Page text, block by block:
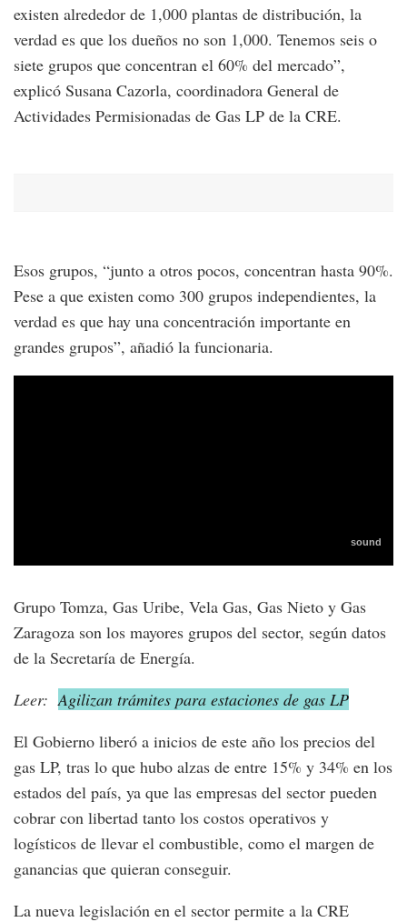
existen alrededor de 1,000 plantas de distribución, la
verdad es que los dueños no son 1,000. Tenemos seis o
siete grupos que concentran el 60% del mercado”,
explicó Susana Cazorla, coordinadora General de
Actividades Permisionadas de Gas LP de la CRE.
Esos grupos, “junto a otros pocos, concentran hasta 90%.
Pese a que existen como 300 grupos independientes, la
verdad es que hay una concentración importante en
grandes grupos”, añadió la funcionaria.
Grupo Tomza, Gas Uribe, Vela Gas, Gas Nieto y Gas
Zaragoza son los mayores grupos del sector, según datos
de la Secretaría de Energía.
Leer: Agilizan trámites para estaciones de gas LP
El Gobierno liberó a inicios de este año los precios del
gas LP, tras lo que hubo alzas de entre 15% y 34% en los
estados del país, ya que las empresas del sector pueden
cobrar con libertad tanto los costos operativos y
logísticos de llevar el combustible, como el margen de
ganancias que quieran conseguir.
La nueva legislación en el sector permite a la CRE